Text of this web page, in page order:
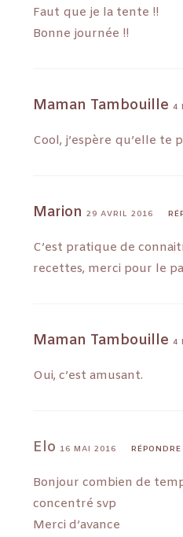
Faut que je la tente !!
Bonne journée !!
Maman Tambouille 4
Cool, j’espère qu’elle te
Marion 29 AVRIL 2016
C’est pratique de
recettes, merci pour le
Maman Tambouille 4
Oui, c’est amusant.
Elo16 MAI 2016 RÉPONDRE
Bonjour combien de
concentré svp
Merci d’avance